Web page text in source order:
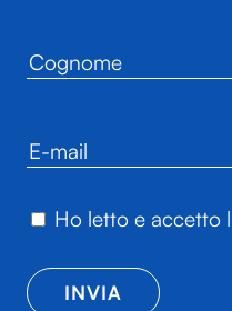
Ho letto e accetto